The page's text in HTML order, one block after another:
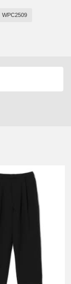
WPC2509